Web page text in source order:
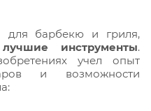
для барбекю и гриля,
инструменты.
учел опыт
и возможности